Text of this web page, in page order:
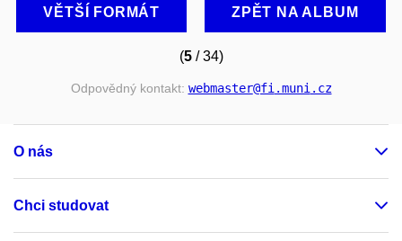
VĚTŠÍ FORMÁT ZPĚT NA ALBUM
(5/ 34)
Odpovědný kontakt: webmaster@fi.muni.cz
O nás
Chci studovat